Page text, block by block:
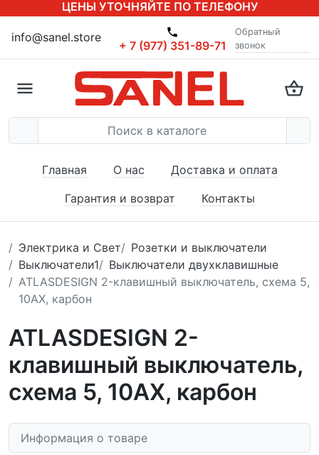
ЦЕНЫ УТОЧНЯЙТЕ ПО ТЕЛЕФОНУ
info@sanel.store
+ 7 (977) 351-89-71
Обратный
звонок
Главная О нас
Доставка и оплата
Гарантия и возврат
Контакты
Электрика и Свет
Розетки и выключатели
Выключатели1
Выключатели двухклавишные
ATLASDESIGN 2-клавишный выключатель, схема 5,
10АХ, карбон
ATLASDESIGN 2-
клавишный выключатель,
схема 5, 10АХ, карбон
Информация о товаре